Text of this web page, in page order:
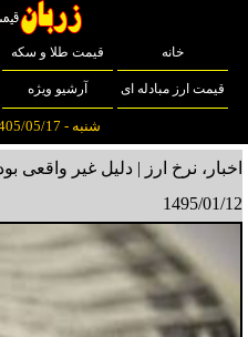
خانه قیمت طلا و سکه
قیمت ارز مبادله ای آرشیو ویژه
شنبه - 1405/05/17 - Aug 08 2026
اخبار، نرخ ارز | دلیل غیر واقعی
1495/01/12